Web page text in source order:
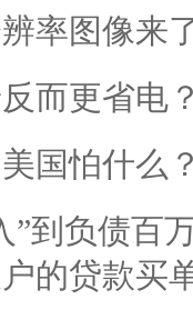
率图像来
而更省电
国怕什么
”到负债百
的贷款买